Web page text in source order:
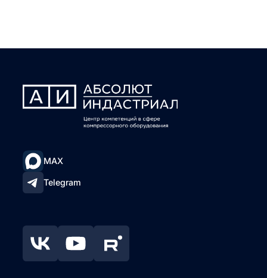
MAX
Telegram